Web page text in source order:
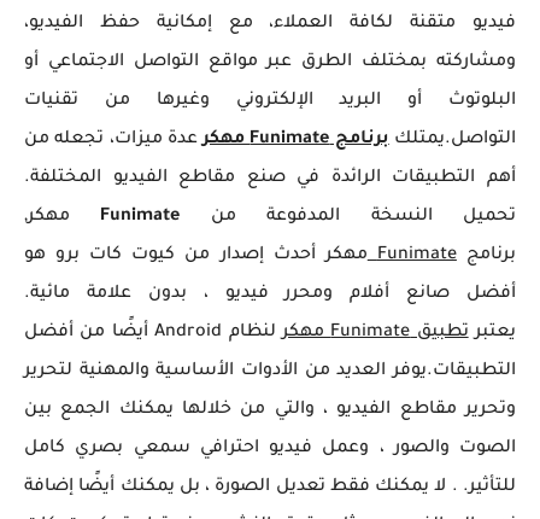
فيديو متقنة لكافة العملاء، مع إمكانية حفظ الفيديو،
ومشاركته بمختلف الطرق عبر مواقع التواصل الاجتماعي أو
البلوتوث أو البريد الإلكتروني وغيرها من تقنيات
التواصل.يمتلكبرنامج Funimate مهكر
عدة ميزات، تجعله من
أهم التطبيقات الرائدة في صنع مقاطع الفيديو المختلفة.
تحميل النسخة المدفوعة من Funimate مهكر,
برنامجFunimate مهكر أحدث إصدار من كيوت كات برو هو
أفضل صانع أفلام ومحرر فيديو ، بدون علامة مائية.
يعتبرتطبيق Funimate مهكر
لنظام Android أيضًا من أفضل
التطبيقات.يوفر العديد من الأدوات الأساسية والمهنية لتحرير
وتحرير مقاطع الفيديو ، والتي من خلالها يمكنك الجمع بين
الصوت والصور ، وعمل فيديو احترافي سمعي بصري كامل
للتأثير. . لا يمكنك فقط تعديل الصورة ، بل يمكنك أيضًا إضافة